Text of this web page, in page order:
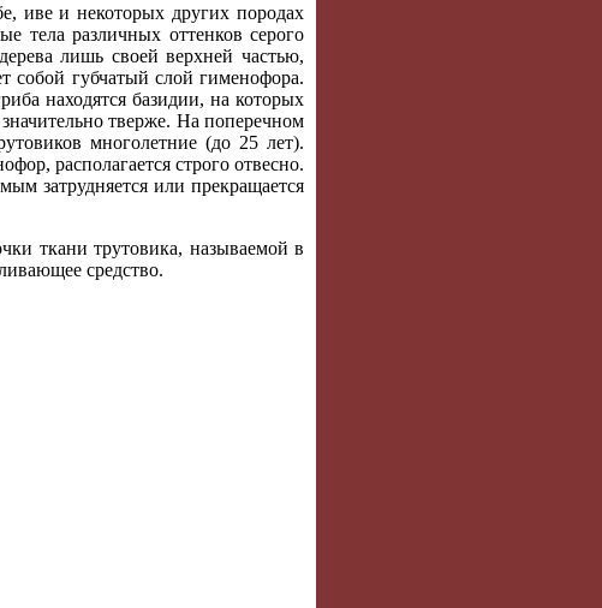
иве и некоторых других породах
тела различных оттенков серого
лишь своей верхней частью,
собой губчатый слой гименофора.
находятся базидии, на которых
тверже. На поперечном
многолетние (до 25 лет).
располагается строго отвесно.
затрудняется или прекращается
ткани трутовика, называемой в
средство.